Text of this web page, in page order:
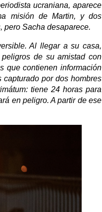
ucraniana, aparece
misión de Martin, y dos
pero Sacha desaparece.
Al llegar a su casa,
de su amistad con
que contienen información
por dos hombres
tiene 24 horas para
en peligro. A partir de ese